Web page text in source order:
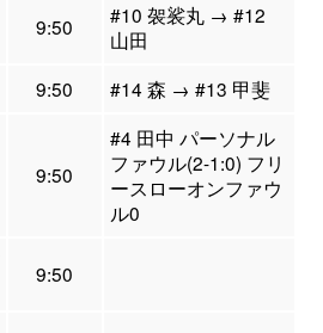
9:50
#10 袈裟丸 → #12
山田
9:50
#14 森 → #13 甲斐
9:50
#4 田中 パーソナル
ファウル(2-1:0) フリ
ースローオンファウ
ル0
9:50